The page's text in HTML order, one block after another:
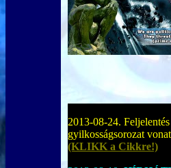
2013-08-24.
gyilkosságsorozat
(KLIKK a Cikkre!)